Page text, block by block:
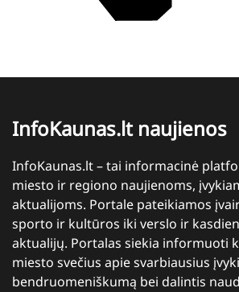
InfoKaunas.lt naujienos
InfoKaunas.lt – tai informacinė
miesto ir regiono naujienoms,
aktualijoms. Portale pateikiamos
sporto ir kultūros iki verslo ir
aktualijų. Portalas siekia informuoti
miesto svečius apie svarbiausius
bendruomeniškumą bei dalintis